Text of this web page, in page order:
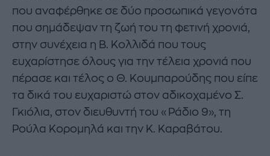
που αναφέρθηκε σε δύο προσωπικά γεγονότα
που σημάδεψαν τη ζωή του τη φετινή χρονιά,
στην συνέχεια η Β. Κολλιδά που τους
ευχαρίστησε όλους για την τέλεια χρονιά που
πέρασε και τέλος ο Θ. Κουμπαρούδης που είπε
τα δικά του ευχαριστώ στον αδικοχαμένο Σ.
Γκιόλια, στον διευθυντή του «Ράδιο 9», τη
Ρούλα Κορομηλά και την Κ. Καραβάτου.